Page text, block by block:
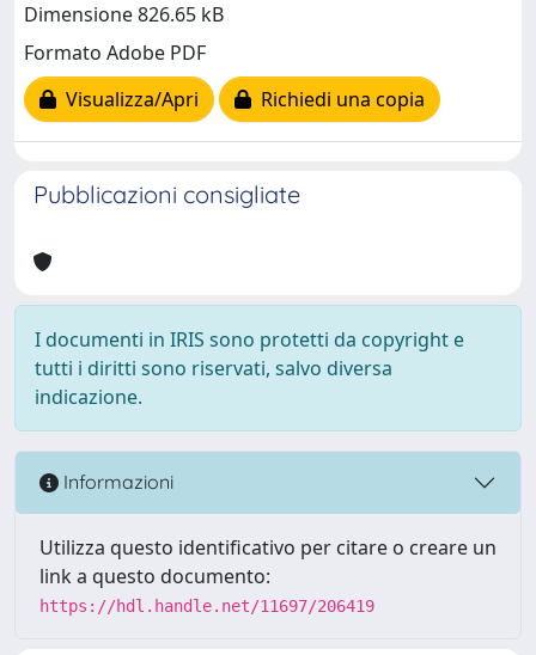
Dimensione 826.65 kB
Formato Adobe PDF
Visualizza/Apri
Richiedi una copia
Pubblicazioni consigliate
I documenti in IRIS sono protetti da copyright e
tutti i diritti sono riservati, salvo diversa
indicazione.
Informazioni
Utilizza questo identificativo per citare o creare un
link a questo documento:
https://hdl.handle.net/11697/206419